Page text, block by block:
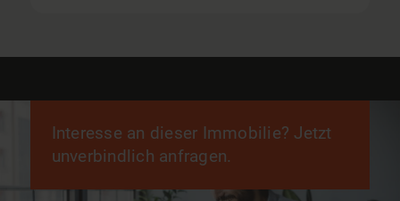
Interesse an dieser Immobilie? Jetzt
unverbindlich anfragen.